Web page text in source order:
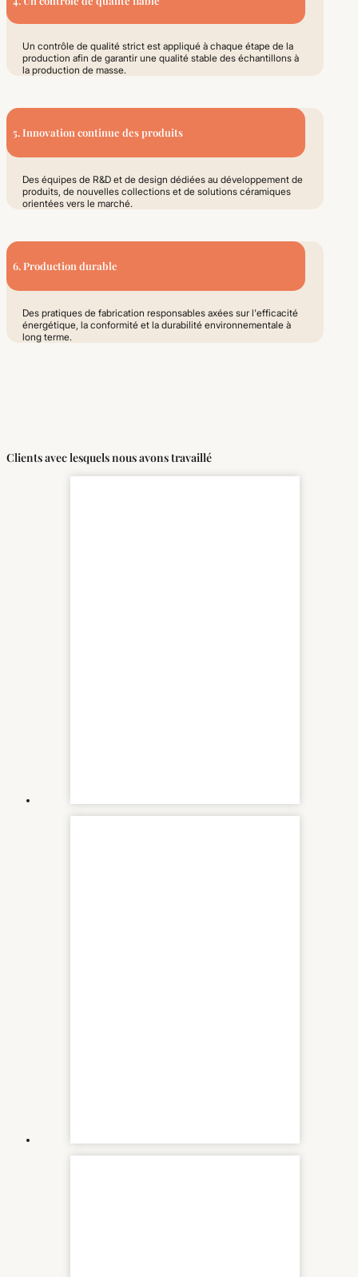
Un contrôle de qualité strict est appliqué à chaque étape de la
production afin de garantir une qualité stable des échantillons à
la production de masse.
5. Innovation continue des produits
Des équipes de R&D et de design dédiées au développement de
produits, de nouvelles collections et de solutions céramiques
orientées vers le marché.
6. Production durable
Des pratiques de fabrication responsables axées sur l'efficacité
énergétique, la conformité et la durabilité environnementale à
long terme.
Clients avec lesquels nous avons travaillé